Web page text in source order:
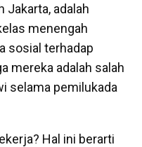
Jakarta, adalah
menengah
sosial terhadap
mereka adalah salah
selama pemilukada
Hal ini berarti